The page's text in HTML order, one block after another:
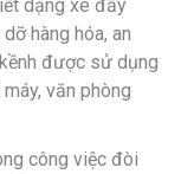
dạng xe đẩy
hàng hóa, an
được sử dụng
văn phòng
công việc đòi